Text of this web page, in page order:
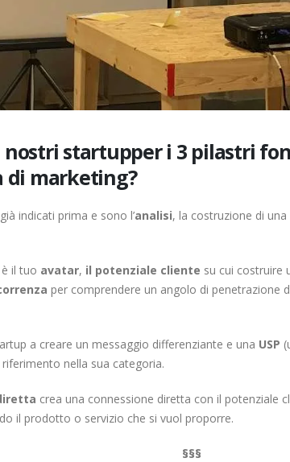
nostri startupper i 3 pilastri
di marketing?
indicati prima e sono l’analisi, la costruzione di una
il tuo avatar, il potenziale cliente su cui costruire
per comprendere un angolo di penetrazione
a creare un messaggio differenziante e una USP
nella sua categoria.
crea una connessione diretta con il potenziale
il prodotto o servizio che si vuol proporre.
§§§